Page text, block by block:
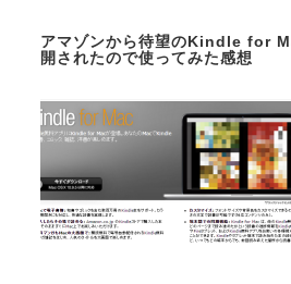
アマゾンから待望のKindle for
開されたので使ってみた感想